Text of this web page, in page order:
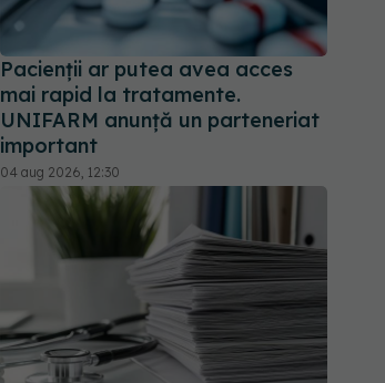
Pacienții ar putea avea acces
mai rapid la tratamente.
UNIFARM anunță un parteneriat
important
04 aug 2026, 12:30